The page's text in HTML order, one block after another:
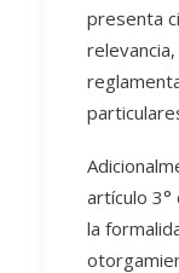
presenta
artículo 3°
la